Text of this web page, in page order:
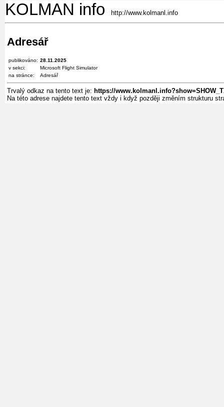
KOLMAN info http://www.kolmanl.info
Adresář
publikováno: 28.11.2025
v sekci:
Microsoft Flight Simulator
na stránce:
Adresář
Trvalý odkaz na tento text je: https://
Na této adrese najdete tento text vždy i když později změním strukturu